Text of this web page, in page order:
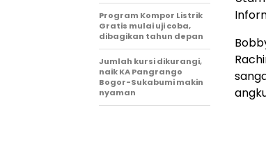
Program Kompor Listrik
Gratis mulai uji coba,
dibagikan tahun depan
Jumlah kursi dikurangi,
naik KA Pangrango
Bogor-Sukabumi makin
nyaman